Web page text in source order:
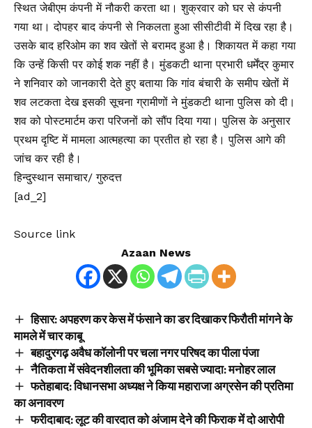
स्थित जेबीएम कंपनी में नौकरी करता था। शुक्रवार को घर से कंपनी
गया था। दोपहर बाद कंपनी से निकलता हुआ सीसीटीवी में दिख रहा है।
उसके बाद हरिओम का शव खेतों से बरामद हुआ है। शिकायत में कहा गया
कि उन्हें किसी पर कोई शक नहीं है। मुंडकटी थाना प्रभारी धर्मेंद्र कुमार
ने शनिवार को जानकारी देते हुए बताया कि गांव बंचारी के समीप खेतों में
शव लटकता देख इसकी सूचना ग्रामीणों ने मुंडकटी थाना पुलिस को दी।
शव को पोस्टमार्टम करा परिजनों को सौंप दिया गया। पुलिस के अनुसार
प्रथम दृष्टि में मामला आत्महत्या का प्रतीत हो रहा है। पुलिस आगे की
जांच कर रही है।
हिन्दुस्थान समाचार/ गुरुदत्त
[ad_2]
Source link
Azaan News
हिसार: अपहरण कर केस में फंसाने का डर दिखाकर फिरौती मांगने के
मामले में चार काबू
बहादुरगढ़ अवैध कॉलोनी पर चला नगर परिषद का पीला पंजा
नैतिकता में संवेदनशीलता की भूमिका सबसे ज्यादा: मनोहर लाल
फतेहाबाद: विधानसभा अध्यक्ष ने किया महाराजा अग्रसेन की प्रतिमा
का अनावरण
फरीदाबाद: लूट की वारदात को अंजाम देने की फिराक में दो आरोपी